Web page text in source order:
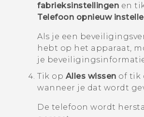
fabrieksinstellingen en
Telefoon opnieuw
Als je een
hebt op het apparaat,
je
Tik op Alles wissen of tik
wanneer je dat wordt
De telefoon wordt